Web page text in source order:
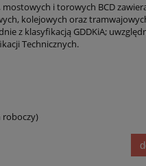
i torowych BCD
kolejowych oraz
z klasyfikacją GDDKiA;
Technicznych.
roboczy)